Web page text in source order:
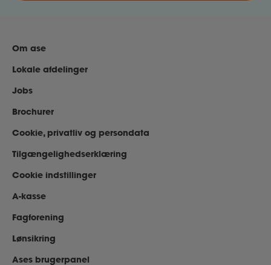
Om ase
Lokale afdelinger
Jobs
Brochurer
Cookie, privatliv og persondata
Tilgængelighedserklæring
Cookie indstillinger
A-kasse
Fagforening
Lønsikring
Ases brugerpanel